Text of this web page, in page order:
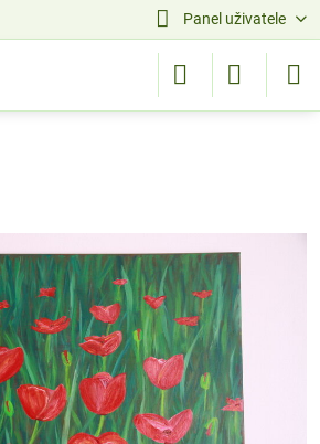
Panel uživatele